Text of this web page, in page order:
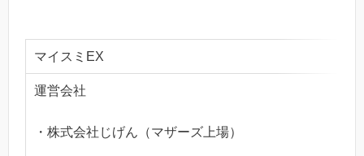
マイスミEX
運営会社
・株式会社じげん（マザーズ上場）